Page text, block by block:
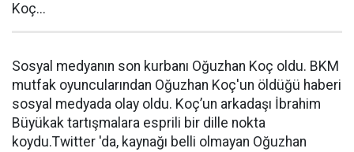
Koç...
Sosyal medyanın son kurbanı Oğuzhan Koç oldu. BKM
mutfak oyuncularından Oğuzhan Koç'un öldüğü haberi
sosyal medyada olay oldu. Koç’un arkadaşı İbrahim
Büyükak tartışmalara esprili bir dille nokta
koydu.Twitter 'da, kaynağı belli olmayan Oğuzhan